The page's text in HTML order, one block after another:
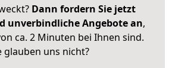
Dann fordern Sie jetzt
unverbindliche Angebote an,
ca. 2 Minuten bei Ihnen sind.
glauben uns nicht?